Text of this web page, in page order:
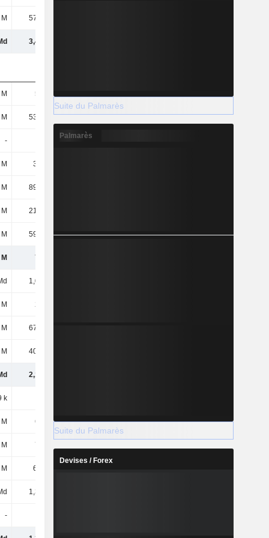
57,67 M
3,43 Md
509 M
53,72 M 37,27 M 34,32 M
-
38,2 M
89,22 M
21,21 M
59,74 M 46,08 M 51,35 M
771 M
1,02 Md
222 M
67,42 M
40,03 M
2,12 Md
k
606 M 639 M 671 M
700 M
6,58 M
1,31 Md
-
Suite du Palmarès
Palmarès
Suite du Palmarès
Devises / Forex